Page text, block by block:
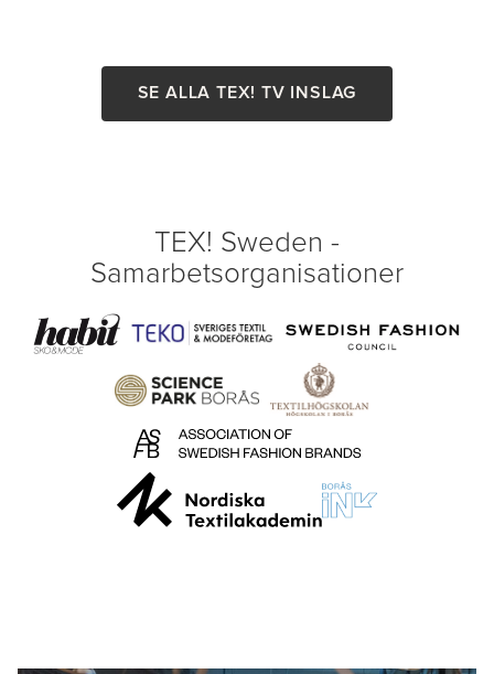
SE ALLA TEX! TV INSLAG
TEX! Sweden -
Samarbetsorganisationer